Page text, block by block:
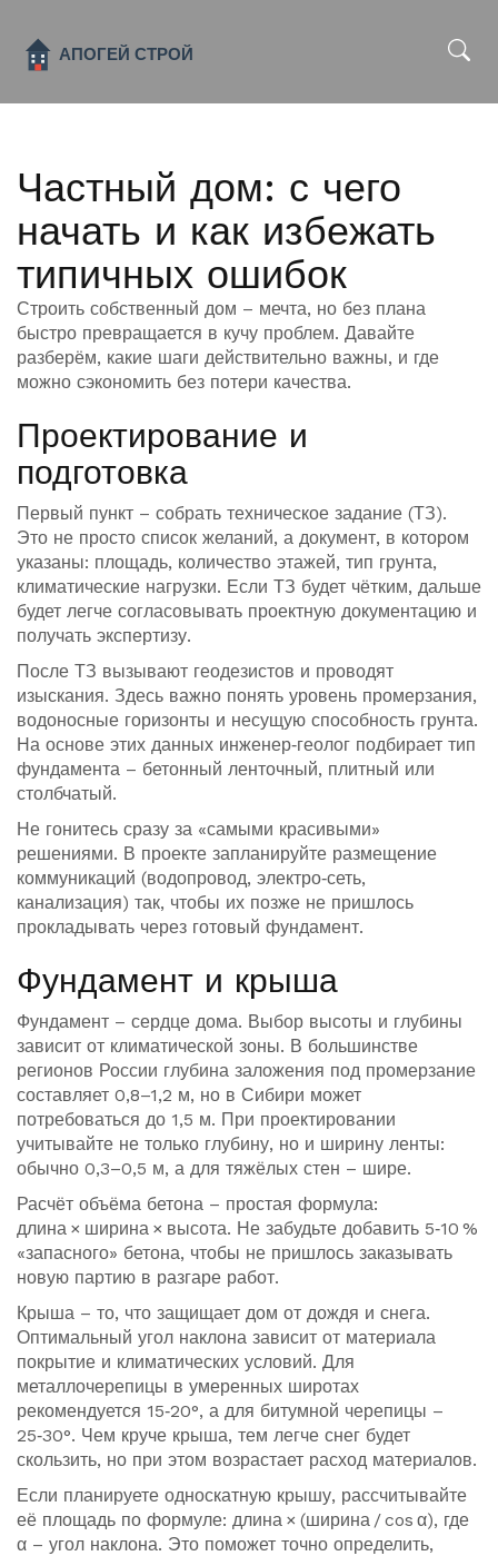
Частный дом: с чего
начать и как избежать
типичных ошибок
Строить собственный дом – мечта, но без плана
быстро превращается в кучу проблем. Давайте
разберём, какие шаги действительно важны, и где
можно сэкономить без потери качества.
Проектирование и
подготовка
Первый пункт – собрать техническое задание (ТЗ).
Это не просто список желаний, а документ, в котором
указаны: площадь, количество этажей, тип грунта,
климатические нагрузки. Если ТЗ будет чётким, дальше
будет легче согласовывать проектную документацию и
получать экспертизу.
После ТЗ вызывают геодезистов и проводят
изыскания. Здесь важно понять уровень промерзания,
водоносные горизонты и несущую способность грунта.
На основе этих данных инженер‑геолог подбирает тип
фундамента – бетонный ленточный, плитный или
столбчатый.
Не гонитесь сразу за «самыми красивыми»
решениями. В проекте запланируйте размещение
коммуникаций (водопровод, электро‑сеть,
канализация) так, чтобы их позже не пришлось
прокладывать через готовый фундамент.
Фундамент и крыша
Фундамент – сердце дома. Выбор высоты и глубины
зависит от климатической зоны. В большинстве
регионов России глубина заложения под промерзание
составляет 0,8–1,2 м, но в Сибири может
потребоваться до 1,5 м. При проектировании
учитывайте не только глубину, но и ширину ленты:
обычно 0,3–0,5 м, а для тяжёлых стен – шире.
Расчёт объёма бетона – простая формула:
длина × ширина × высота. Не забудьте добавить 5‑10 %
«запасного» бетона, чтобы не пришлось заказывать
новую партию в разгаре работ.
Крыша – то, что защищает дом от дождя и снега.
Оптимальный угол наклона зависит от материала
покрытие и климатических условий. Для
металлочерепицы в умеренных широтах
рекомендуется 15‑20°, а для битумной черепицы –
25‑30°. Чем круче крыша, тем легче снег будет
скользить, но при этом возрастает расход материалов.
Если планируете односкатную крышу, рассчитывайте
её площадь по формуле: длина × (ширина / cos α), где
α – угол наклона. Это поможет точно определить,